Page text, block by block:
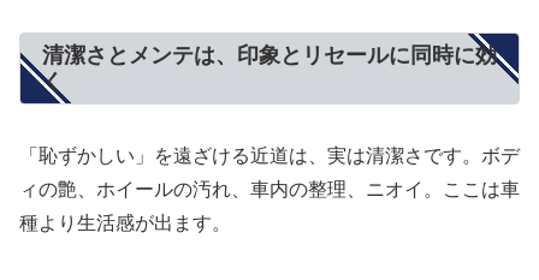
清潔さとメンテは、印象とリセールに同時に効
く
「恥ずかしい」を遠ざける近道は、実は清潔さです。ボデ
ィの艶、ホイールの汚れ、車内の整理、ニオイ。ここは車
種より生活感が出ます。